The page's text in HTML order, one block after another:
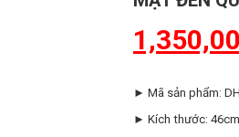
► Mã sản phẩm:
► Kích thước: